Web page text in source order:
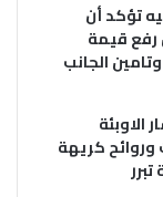
تؤكد أن
رفع قيمة
الجانب
وروائح كريهة